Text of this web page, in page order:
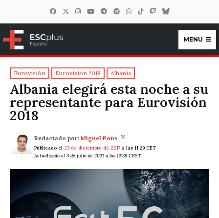
ESCplus España
MENU
Eurovisión Eurovisión 2018 Albania
Albania elegirá esta noche a su
representante para Eurovisión
2018
Redactado por: Miguel Pons
Publicado el 23 de diciembre de 2017 a las 11:29 CET
Actualizado el 3 de julio de 2021 a las 12:39 CEST